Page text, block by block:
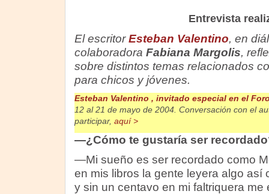
Entrevista
El escritorEsteban Valentino, en
colaboradora Fabiana Margolis,
sobre distintos temas relacionados
para chicos y jóvenes.
Esteban Valentino , invitado especial en el
12 al 21 de mayo de 2004. Conversación con el
participar, aquí >
—¿Cómo te gustaría ser
—Mi sueño es ser recordado como
en mis libros la gente leyera algo así
y sin un centavo en mi faltriquera me